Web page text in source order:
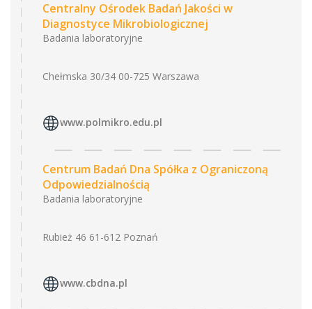
Centralny Ośrodek Badań Jakości w
Diagnostyce Mikrobiologicznej
Badania laboratoryjne
Chełmska 30/34 00-725 Warszawa
www.polmikro.edu.pl
Centrum Badań Dna Spółka z Ograniczoną
Odpowiedzialnością
Badania laboratoryjne
Rubież 46 61-612 Poznań
www.cbdna.pl